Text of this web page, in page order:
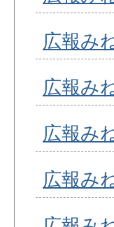
広報み
広報み
広報み
広報み